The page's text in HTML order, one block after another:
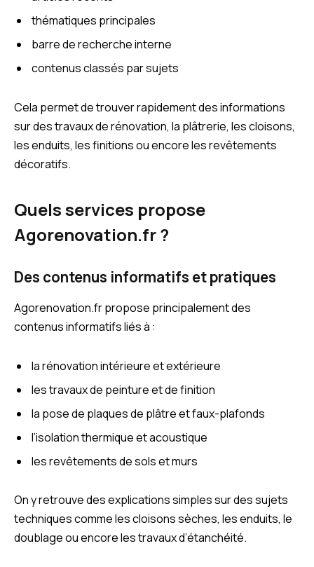
thématiques principales
barre de recherche interne
contenus classés par sujets
Cela permet de trouver rapidement des informations
sur des travaux de rénovation, la plâtrerie, les cloisons,
les enduits, les finitions ou encore les revêtements
décoratifs.
Quels services propose
Agorenovation.fr ?
Des contenus informatifs et pratiques
Agorenovation.fr propose principalement des
contenus informatifs liés à :
la rénovation intérieure et extérieure
les travaux de peinture et de finition
la pose de plaques de plâtre et faux-plafonds
l’isolation thermique et acoustique
les revêtements de sols et murs
On y retrouve des explications simples sur des sujets
techniques comme les cloisons sèches, les enduits, le
doublage ou encore les travaux d’étanchéité.